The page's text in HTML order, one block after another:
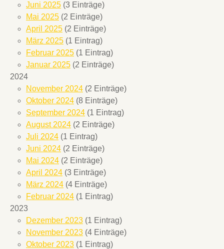
Juni 2025 (3 Einträge)
Mai 2025 (2 Einträge)
April 2025 (2 Einträge)
März 2025 (1 Eintrag)
Februar 2025 (1 Eintrag)
Januar 2025 (2 Einträge)
2024
November 2024 (2 Einträge)
Oktober 2024 (8 Einträge)
September 2024 (1 Eintrag)
August 2024 (2 Einträge)
Juli 2024 (1 Eintrag)
Juni 2024 (2 Einträge)
Mai 2024 (2 Einträge)
April 2024 (3 Einträge)
März 2024 (4 Einträge)
Februar 2024 (1 Eintrag)
2023
Dezember 2023 (1 Eintrag)
November 2023 (4 Einträge)
Oktober 2023 (1 Eintrag)